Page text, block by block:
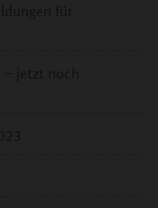
für
– jetzt noch